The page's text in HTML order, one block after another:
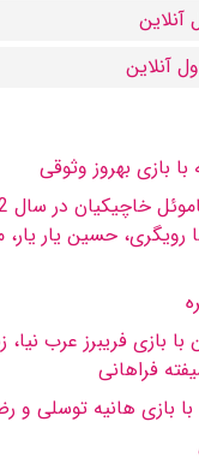
آنلاین
آنلاین
بازى بهروز وثوقى
حسین یار یار،
با بازى فریبرز عرب
فراهانى
بازى هانیه توسلى و